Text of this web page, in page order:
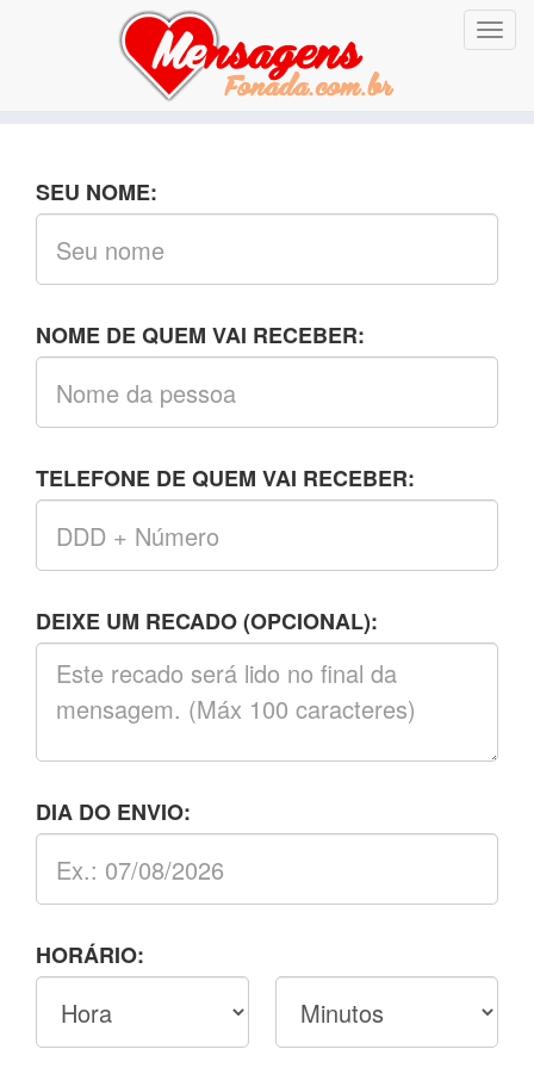
SEU NOME:
NOME DE QUEM VAI RECEBER:
TELEFONE DE QUEM VAI RECEBER:
DEIXE UM RECADO (OPCIONAL):
DIA DO ENVIO:
HORÁRIO: